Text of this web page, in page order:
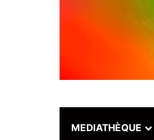
MEDIATHÈQUE